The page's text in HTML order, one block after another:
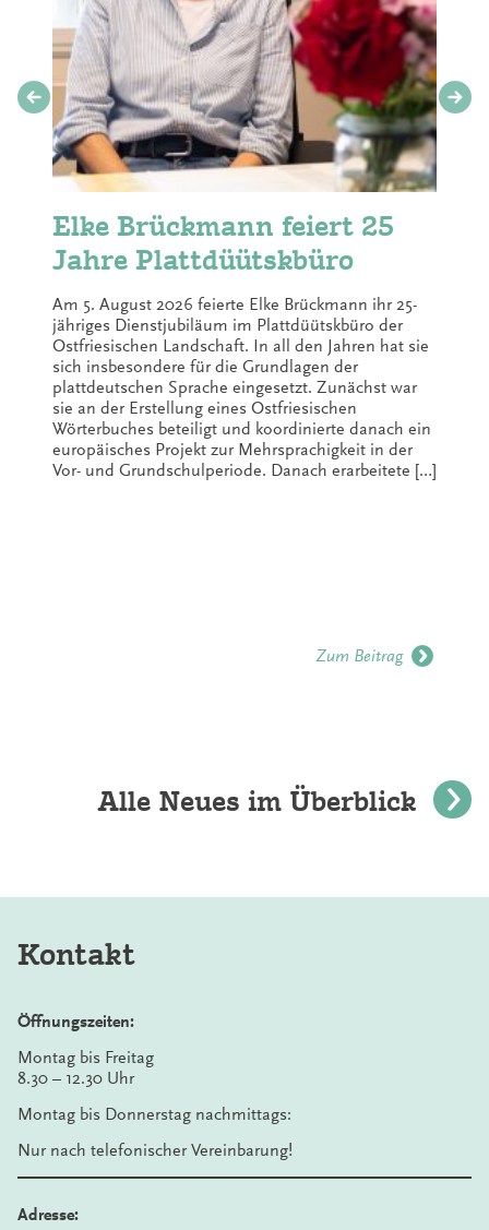
Elke Brückmann feiert 25
Jahre Plattdüütskbüro
Am 5. August 2026 feierte Elke Brückmann ihr 25-
jähriges Dienstjubiläum im Plattdüütskbüro der
Ostfriesischen Landschaft. In all den Jahren hat sie
sich insbesondere für die Grundlagen der
plattdeutschen Sprache eingesetzt. Zunächst war
sie an der Erstellung eines Ostfriesischen
Wörterbuches beteiligt und koordinierte danach ein
europäisches Projekt zur Mehrsprachigkeit in der
Vor- und Grundschulperiode. Danach erarbeitete […]
Zum Beitrag
Alle Neues im Überblick
Kontakt
Öffnungszeiten:
Montag bis Freitag
8.30 – 12.30 Uhr
Montag bis Donnerstag nachmittags:
Nur nach telefonischer Vereinbarung!
Adresse: